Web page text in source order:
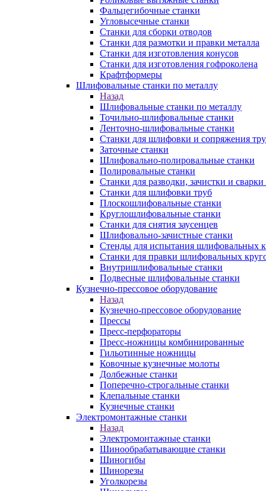
Фальцегибочные станки
Угловысечные станки
Станки для сборки отводов
Станки для размотки и правки металла
Станки для изготовления конусов
Станки для изготовления гофроколена
Крафтформеры
Шлифовальные станки по металлу
Назад
Шлифовальные станки по металлу
Точильно-шлифовальные станки
Ленточно-шлифовальные станки
Станки для шлифовки и сопряжения
Заточные станки
Шлифовально-полировальные станки
Полировальные станки
Станки для разводки, зачистки и сварки
Станки для шлифовки труб
Плоскошлифовальные станки
Круглошлифовальные станки
Станки для снятия заусенцев
Шлифовально-зачистные станки
Стенды для испытания шлифовальных
Станки для правки шлифовальных
Внутришлифовальные станки
Подвесные шлифовальные станки
Кузнечно-прессовое оборудование
Назад
Кузнечно-прессовое оборудование
Прессы
Пресс-перфораторы
Пресс-ножницы комбинированные
Гильотинные ножницы
Ковочные кузнечные молоты
Долбежные станки
Поперечно-строгальные станки
Клепальные станки
Кузнечные станки
Электромонтажные станки
Назад
Электромонтажные станки
Шинообрабатывающие станки
Шиногибы
Шинорезы
Уголкорезы